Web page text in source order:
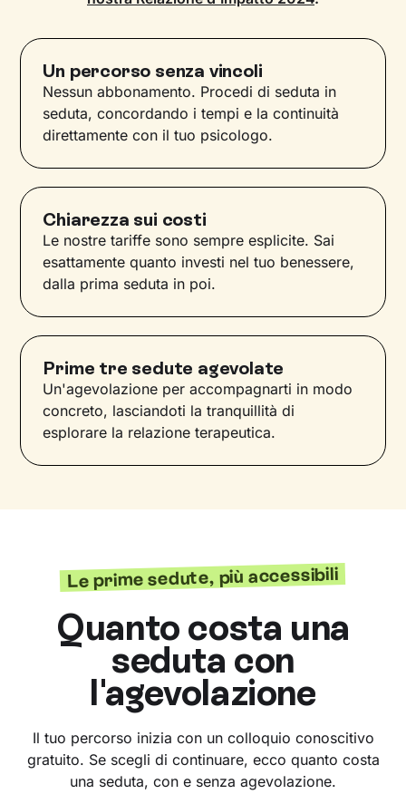
Un percorso senza vincoli
Nessun abbonamento. Procedi di seduta in
seduta, concordando i tempi e la continuità
direttamente con il tuo psicologo.
Chiarezza sui costi
Le nostre tariffe sono sempre esplicite. Sai
esattamente quanto investi nel tuo benessere,
dalla prima seduta in poi.
Prime tre sedute agevolate
Un'agevolazione per accompagnarti in modo
concreto, lasciandoti la tranquillità di
esplorare la relazione terapeutica.
Le prime sedute, più accessibili
Quanto costa una
seduta con
l'agevolazione
Il tuo percorso inizia con un colloquio conoscitivo
gratuito. Se scegli di continuare, ecco quanto costa
una seduta, con e senza agevolazione.